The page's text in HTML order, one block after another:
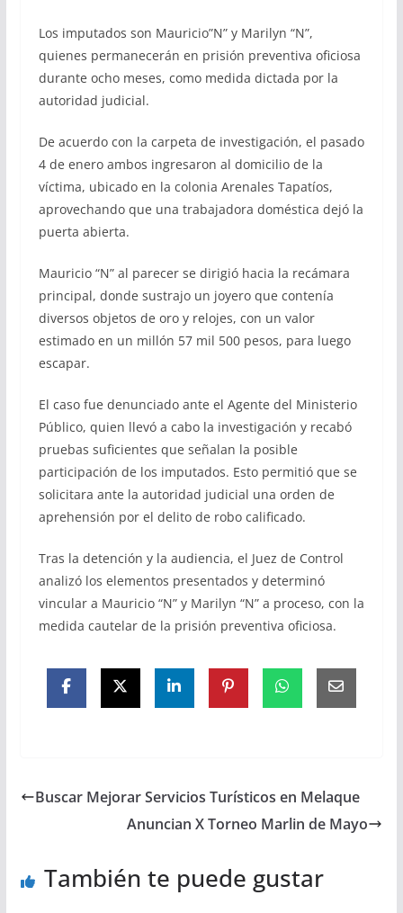
Los imputados son Mauricio”N” y Marilyn “N”,
quienes permanecerán en prisión preventiva oficiosa
durante ocho meses, como medida dictada por la
autoridad judicial.
De acuerdo con la carpeta de investigación, el pasado
4 de enero ambos ingresaron al domicilio de la
víctima, ubicado en la colonia Arenales Tapatíos,
aprovechando que una trabajadora doméstica dejó la
puerta abierta.
Mauricio “N” al parecer se dirigió hacia la recámara
principal, donde sustrajo un joyero que contenía
diversos objetos de oro y relojes, con un valor
estimado en un millón 57 mil 500 pesos, para luego
escapar.
El caso fue denunciado ante el Agente del Ministerio
Público, quien llevó a cabo la investigación y recabó
pruebas suficientes que señalan la posible
participación de los imputados. Esto permitió que se
solicitara ante la autoridad judicial una orden de
aprehensión por el delito de robo calificado.
Tras la detención y la audiencia, el Juez de Control
analizó los elementos presentados y determinó
vincular a Mauricio “N” y Marilyn “N” a proceso, con la
medida cautelar de la prisión preventiva oficiosa.
Buscar Mejorar Servicios Turísticos en Melaque
Anuncian X Torneo Marlin de Mayo
También te puede gustar